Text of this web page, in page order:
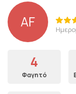
AF
4
Φαγητό